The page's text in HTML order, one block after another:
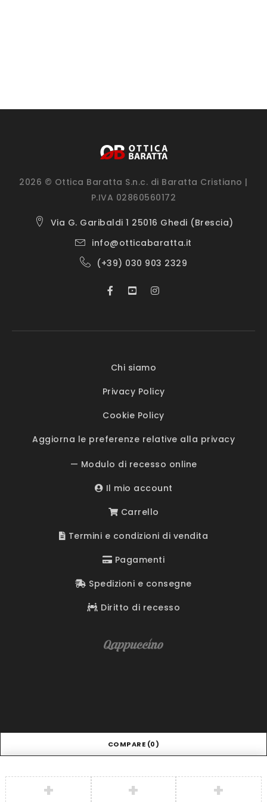
2026 © Ottica Baratta S.n.c. di Baratta Cristiano |
P.IVA 02860560172
Via G. Garibaldi 1 25016 Ghedi (Brescia)
info@otticabaratta.it
(+39) 030 903 2329
Chi siamo
Privacy Policy
Cookie Policy
Aggiorna le preferenze relative alla privacy
— Modulo di recesso online
Il mio account
Carrello
Termini e condizioni di vendita
Pagamenti
Spedizioni e consegne
Diritto di recesso
COMPARE (0)